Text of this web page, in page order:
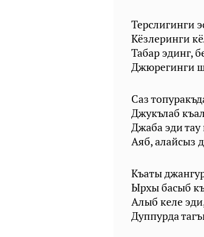
Терслигинги
Кёзлеринги
Табар эдинг,
Джюрегинги
Саз
Джукълаб
Джаба эди
Аяб, алайсыз
Къаты
Ырхы басыб
Алыб келе
Дуппурда